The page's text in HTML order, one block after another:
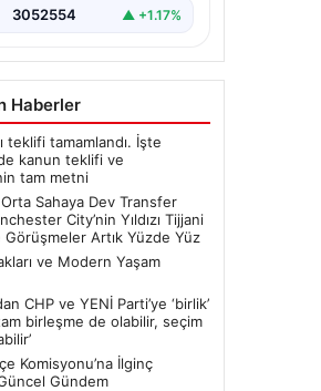
güçlü bir takviye yapma…
3052554 ▲ +1.17%
Haberler
teklifi tamamlandı. İşte
kanun teklifi ve
tam metni
Sahaya Dev Transfer
City’nin Yıldızı Tijjani
Görüşmeler Artık Yüzde Yüz
ve Modern Yaşam
CHP ve YENİ Parti’ye ‘birlik’
tam birleşme de olabilir, seçim
Komisyonu’na İlginç
Gündem